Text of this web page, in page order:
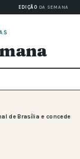
EDIÇÃO DA SEMANA
de Brasília e concede